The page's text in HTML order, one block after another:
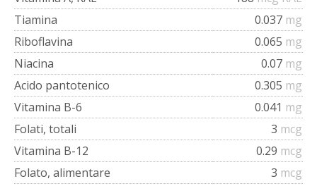
Tiamina
0.037 mg
Riboflavina
0.065 mg
Niacina
0.07 mg
Acido pantotenico
0.305 mg
Vitamina B-6
0.041 mg
Folati, totali
3 mcg
Vitamina B-12
0.29 mcg
Folato, alimentare
3 mcg